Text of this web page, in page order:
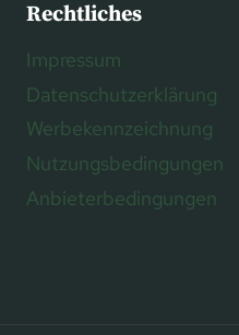
Rechtliches
Impressum
Datenschutzerklärung
Werbekennzeichnung
Nutzungsbedingungen
Anbieterbedingungen